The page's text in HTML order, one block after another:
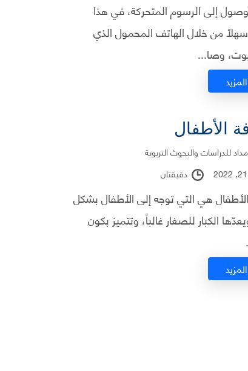
إلى الرسوم المتحركة، في هذا
من خلال الهاتف المحمول الذي
وصا...
الأطفال
للدراسات والبحوث التربوية
دقيقتان
هي التي توجه إلى الأطفال بشكل
الكبار للصغار غالباً، وتتميز بكون